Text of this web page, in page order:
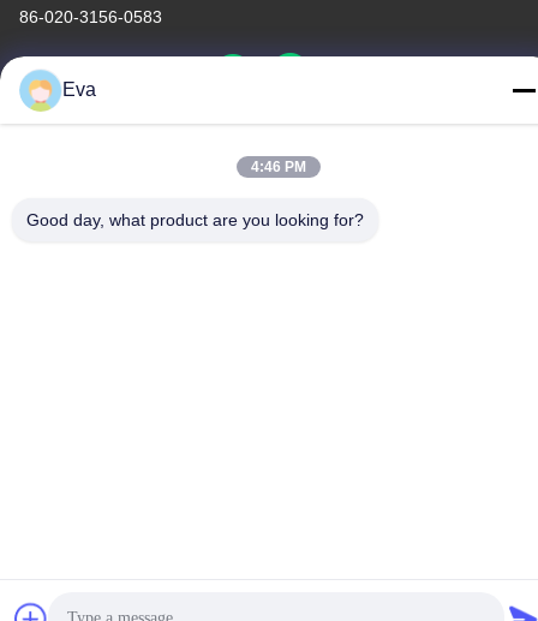
86-020-3156-0583
Κίνα Καλή ποιότητα Κλειστό σύστημα αναρρόφησης
CO.,LTD Όλα τα δικαιώματα διατηρούνται.
Eva
4:46 PM
Good day, what product are you looking for?